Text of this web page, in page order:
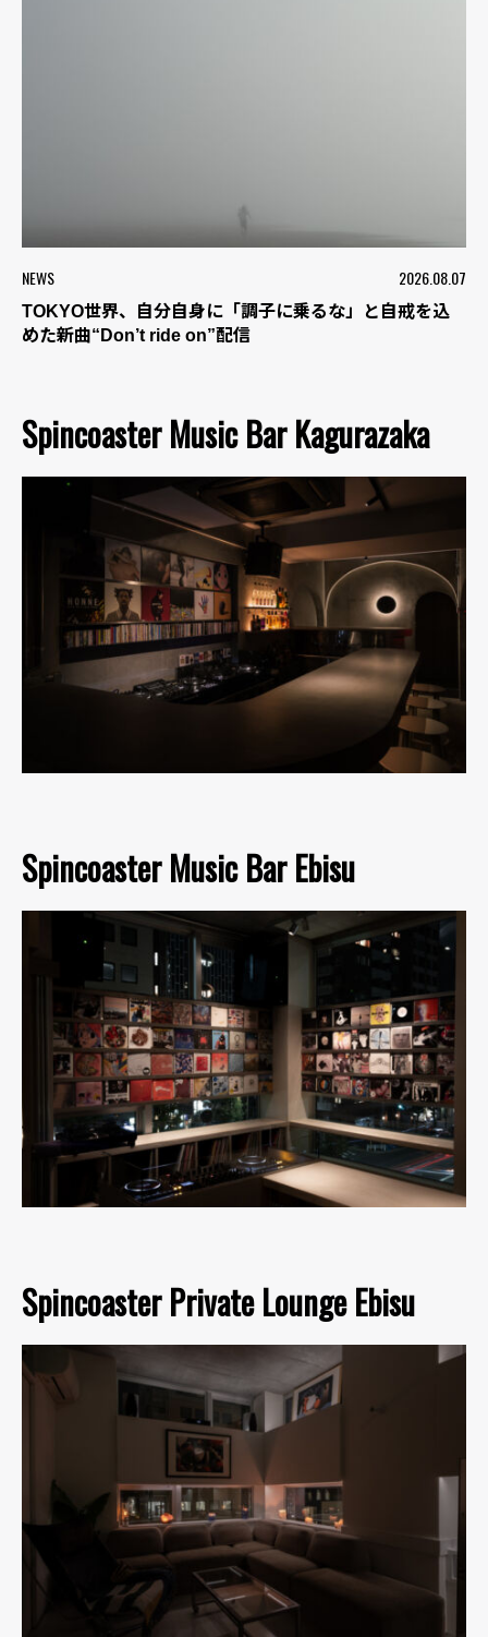
NEWS 2026.08.07
TOKYO世界、自分自身に「調子に乗るな」と自戒を込
めた新曲“Don’t ride on”配信
Spincoaster Music Bar Kagurazaka
Spincoaster Music Bar Ebisu
Spincoaster Private Lounge Ebisu